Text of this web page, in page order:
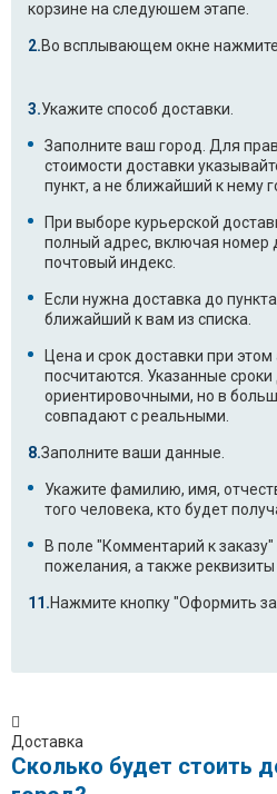
корзине на следуюшем этапе.
Во всплывающем окне
Укажите способ доставки.
Заполните ваш город. Для
стоимости доставки
пункт, а не ближайший к нему
При выборе курьерской
полный адрес, включая номер
почтовый индекс.
Если нужна доставка до
ближайший к вам из списка.
Цена и срок доставки при
посчитаются. Указанные
ориентировочными, но в
совпадают с реальными.
Заполните ваши данные.
Укажите фамилию, имя,
того человека, кто будет
В поле "Комментарий к
пожелания, а также реквизиты
Нажмите кнопку "Оформить
Доставка
Сколько будет стоить